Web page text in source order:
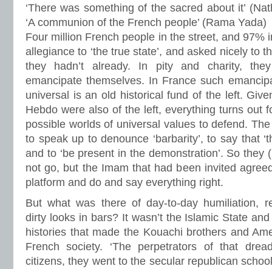
‘There was something of the sacred about it’
‘A communion of the French people’ (Rama Yada)
Four million French people in the street, and 97%
allegiance to ‘the true state’, and asked nicely to
they hadn’t already. In pity and charity,
emancipate themselves. In France such
universal is an old historical fund of the left.
Hebdo were also of the left, everything turns out
possible worlds of universal values to defend. The
to speak up to denounce ‘barbarity’, to say that
and to ‘be present in the demonstration’. So they
not go, but the Imam that had been invited
platform and do and say everything right.
But what was there of day-to-day humiliation,
dirty looks in bars? It wasn’t the Islamic State
histories that made the Kouachi brothers and
French society. ‘The perpetrators of that
citizens, they went to the secular republican